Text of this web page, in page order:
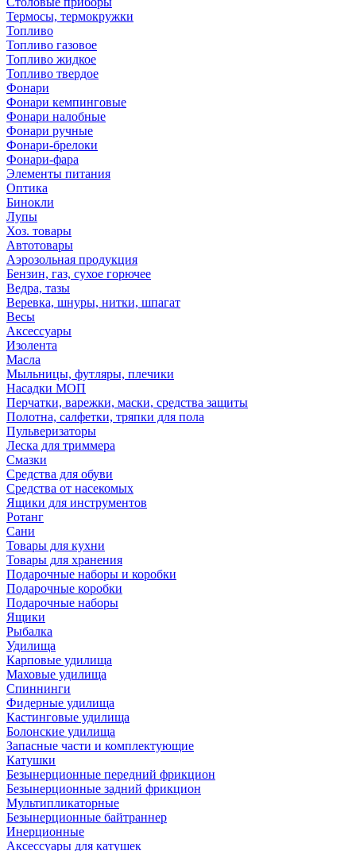
Термосы, термокружки
Топливо
Топливо газовое
Топливо жидкое
Топливо твердое
Фонари
Фонари кемпинговые
Фонари налобные
Фонари ручные
Фонари-брелоки
Фонари-фара
Элементы питания
Оптика
Бинокли
Лупы
Хоз. товары
Автотовары
Аэрозольная продукция
Бензин, газ, сухое горючее
Ведра, тазы
Веревка, шнуры, нитки, шпагат
Весы
Аксессуары
Изолента
Масла
Мыльницы, футляры, плечики
Насадки МОП
Перчатки, варежки, маски, средства защиты
Полотна, салфетки, тряпки для пола
Пульверизаторы
Леска для триммера
Смазки
Средства для обуви
Средства от насекомых
Ящики для инструментов
Ротанг
Сани
Товары для кухни
Товары для хранения
Подарочные наборы и коробки
Подарочные коробки
Подарочные наборы
Ящики
Рыбалка
Удилища
Карповые удилища
Маховые удилища
Спиннинги
Фидерные удилища
Кастинговые удилища
Болонские удилища
Запасные части и комплектующие
Катушки
Безынерционные передний фрикцион
Безынерционные задний фрикцион
Мультипликаторные
Безынерционные байтраннер
Инерционные
Аксессуары для катушек